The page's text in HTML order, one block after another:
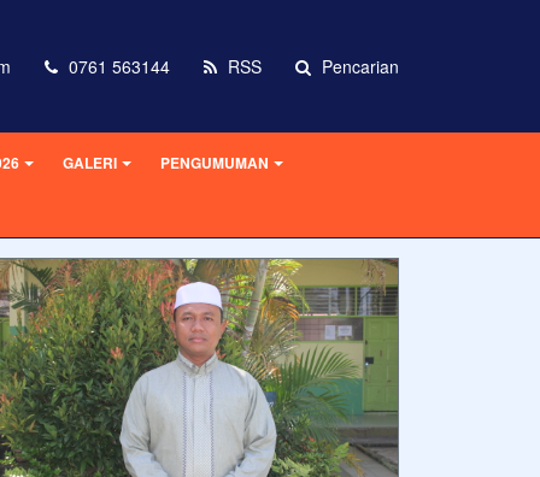
0761 563144 RSS Pencarian
GALERI PENGUMUMAN